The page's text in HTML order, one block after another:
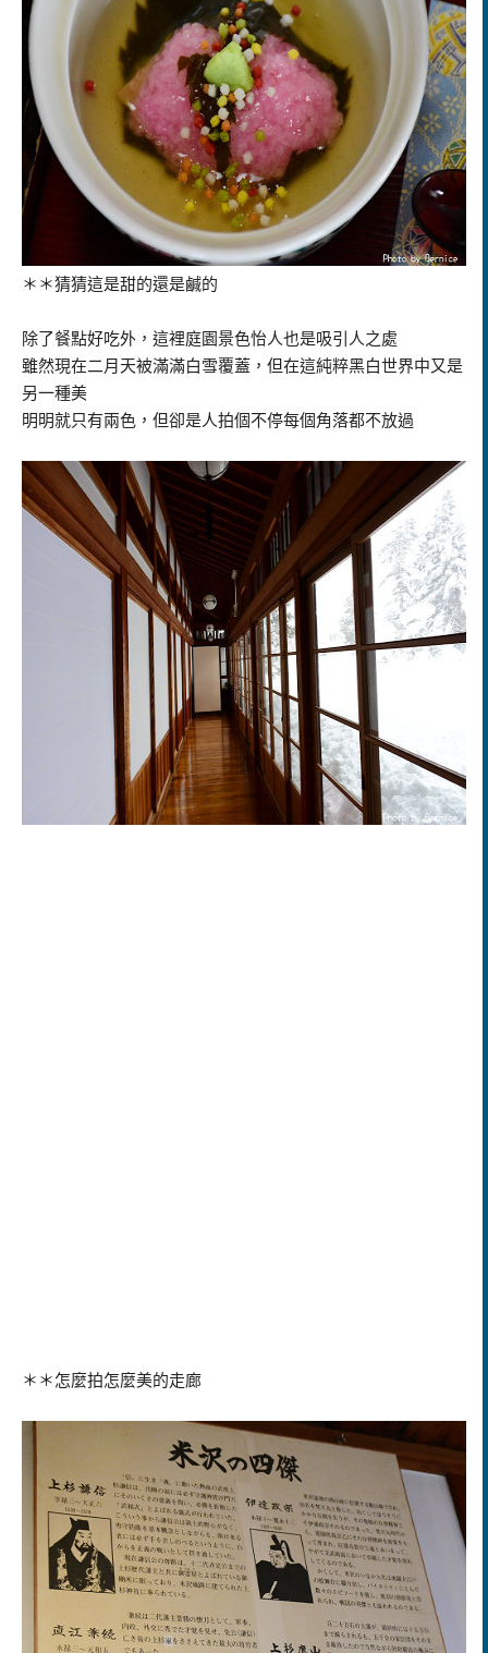
＊＊猜猜這是甜的還是鹹的
除了餐點好吃外，這裡庭園景色怡人也是吸引人之處
雖然現在二月天被滿滿白雪覆蓋，但在這純粹黑白世界中又是
另一種美
明明就只有兩色，但卻是人拍個不停每個角落都不放過
＊＊怎麼拍怎麼美的走廊